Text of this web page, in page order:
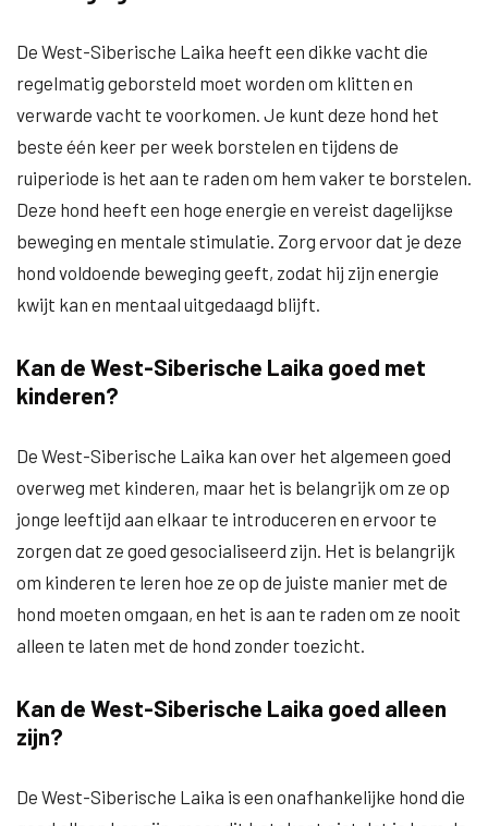
De West-Siberische Laika heeft een dikke vacht die
regelmatig geborsteld moet worden om klitten en
verwarde vacht te voorkomen. Je kunt deze hond het
beste één keer per week borstelen en tijdens de
ruiperiode is het aan te raden om hem vaker te borstelen.
Deze hond heeft een hoge energie en vereist dagelijkse
beweging en mentale stimulatie. Zorg ervoor dat je deze
hond voldoende beweging geeft, zodat hij zijn energie
kwijt kan en mentaal uitgedaagd blijft.
Kan de West-Siberische Laika goed met
kinderen?
De West-Siberische Laika kan over het algemeen goed
overweg met kinderen, maar het is belangrijk om ze op
jonge leeftijd aan elkaar te introduceren en ervoor te
zorgen dat ze goed gesocialiseerd zijn. Het is belangrijk
om kinderen te leren hoe ze op de juiste manier met de
hond moeten omgaan, en het is aan te raden om ze nooit
alleen te laten met de hond zonder toezicht.
Kan de West-Siberische Laika goed alleen
zijn?
De West-Siberische Laika is een onafhankelijke hond die